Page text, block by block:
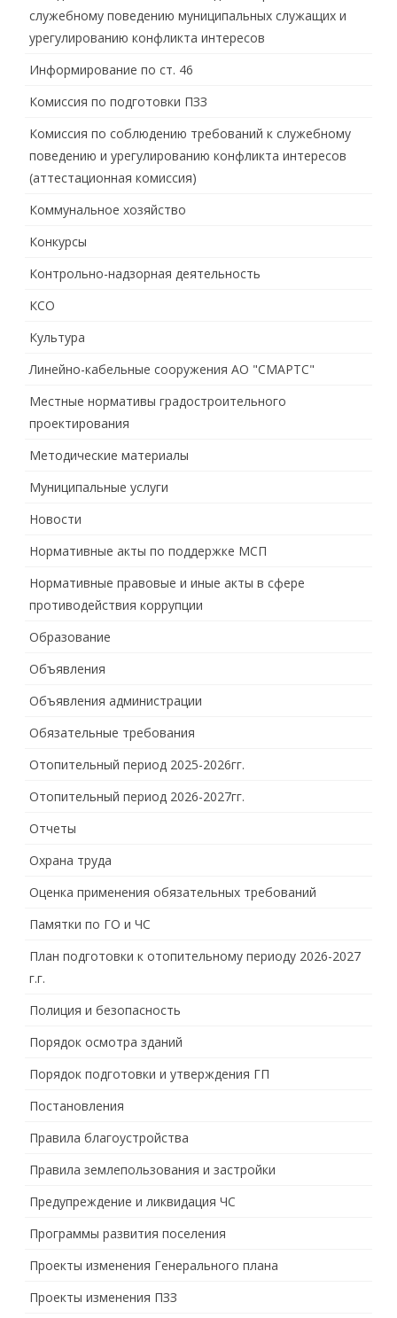
служебному поведению муниципальных служащих и
урегулированию конфликта интересов
Информирование по ст. 46
Комиссия по подготовки ПЗЗ
Комиссия по соблюдению требований к служебному
поведению и урегулированию конфликта интересов
(аттестационная комиссия)
Коммунальное хозяйство
Конкурсы
Контрольно-надзорная деятельность
КСО
Культура
Линейно-кабельные сооружения АО "СМАРТС"
Местные нормативы градостроительного
проектирования
Методические материалы
Муниципальные услуги
Новости
Нормативные акты по поддержке МСП
Нормативные правовые и иные акты в сфере
противодействия коррупции
Образование
Объявления
Объявления администрации
Обязательные требования
Отопительный период 2025-2026гг.
Отопительный период 2026-2027гг.
Отчеты
Охрана труда
Оценка применения обязательных требований
Памятки по ГО и ЧС
План подготовки к отопительному периоду 2026-2027
г.г.
Полиция и безопасность
Порядок осмотра зданий
Порядок подготовки и утверждения ГП
Постановления
Правила благоустройства
Правила землепользования и застройки
Предупреждение и ликвидация ЧС
Программы развития поселения
Проекты изменения Генерального плана
Проекты изменения ПЗЗ